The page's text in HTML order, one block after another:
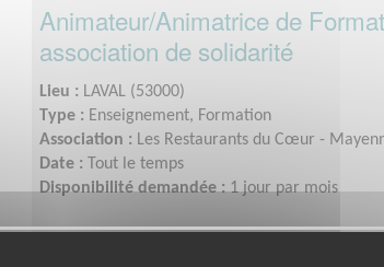
Animateur/Animatrice de
association de solidarité
Lieu : LAVAL (53000)
Type : Enseignement, Formation
Association : Les Restaurants du Cœur -
Date : Tout le temps
Disponibilité demandée :1 jour par mois